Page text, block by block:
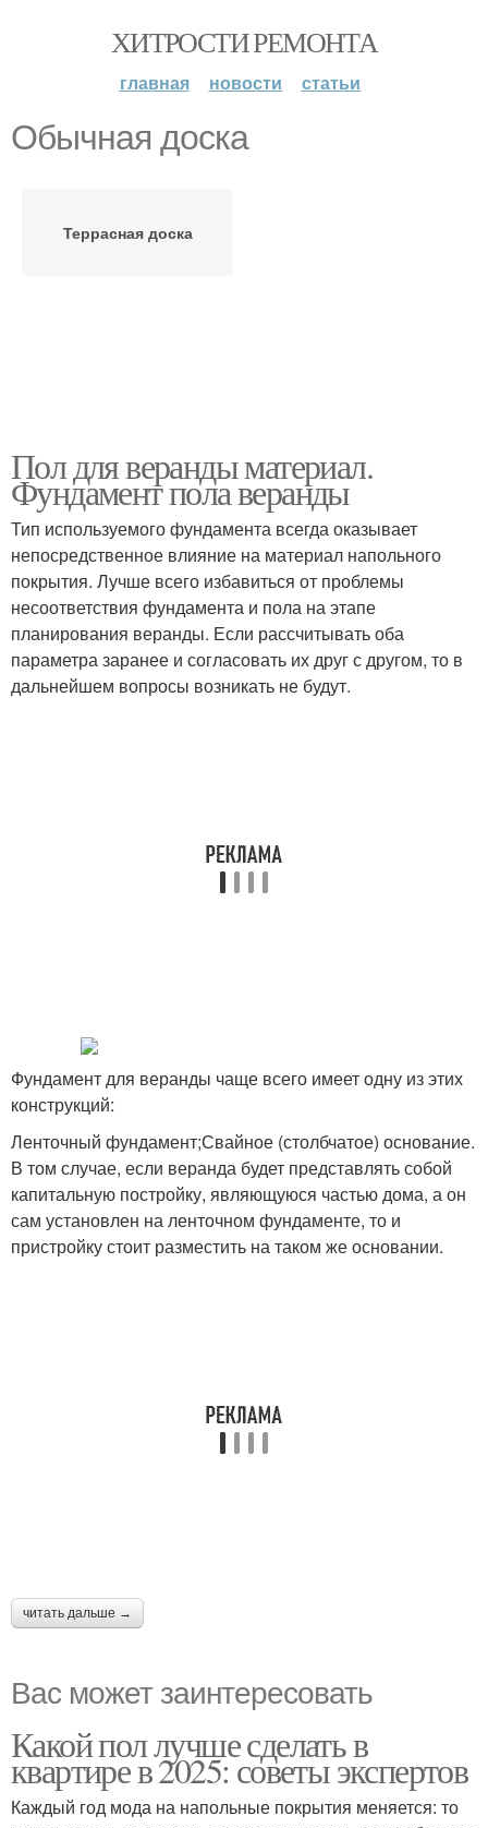
ХИТРОСТИ РЕМОНТА
главная новости статьи
Обычная доска
Террасная доска
Пол для веранды материал.
Фундамент пола веранды
Тип используемого фундамента всегда оказывает
непосредственное влияние на материал напольного
покрытия. Лучше всего избавиться от проблемы
несоответствия фундамента и пола на этапе
планирования веранды. Если рассчитывать оба
параметра заранее и согласовать их друг с другом, то в
дальнейшем вопросы возникать не будут.
Фундамент для веранды чаще всего имеет одну из этих
конструкций:
Ленточный фундамент;Свайное (столбчатое) основание.
В том случае, если веранда будет представлять собой
капитальную постройку, являющуюся частью дома, а он
сам установлен на ленточном фундаменте, то и
пристройку стоит разместить на таком же основании.
читать дальше →
Вас может заинтересовать
Какой пол лучше сделать в
квартире в 2025: советы экспертов
Каждый год мода на напольные покрытия меняется: то